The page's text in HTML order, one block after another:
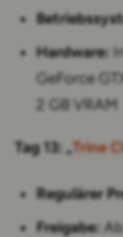
Hardware:
GeForce
2 GB VRAM
Tag 13: „Trine
Regulärer
Freigabe: